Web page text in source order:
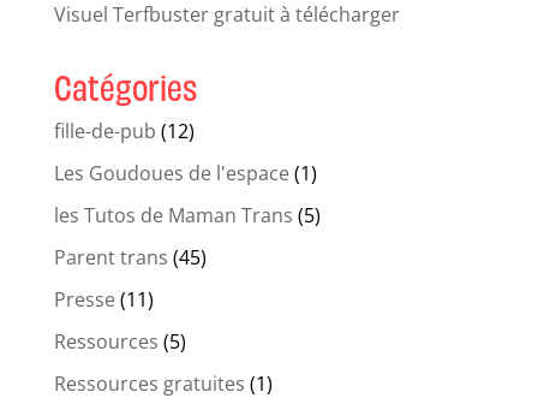
Visuel Terfbuster gratuit à télécharger
Catégories
fille-de-pub (12)
Les Goudoues de l'espace(1)
les Tutos de Maman Trans (5)
Parent trans (45)
Presse(11)
Ressources (5)
Ressources gratuites (1)